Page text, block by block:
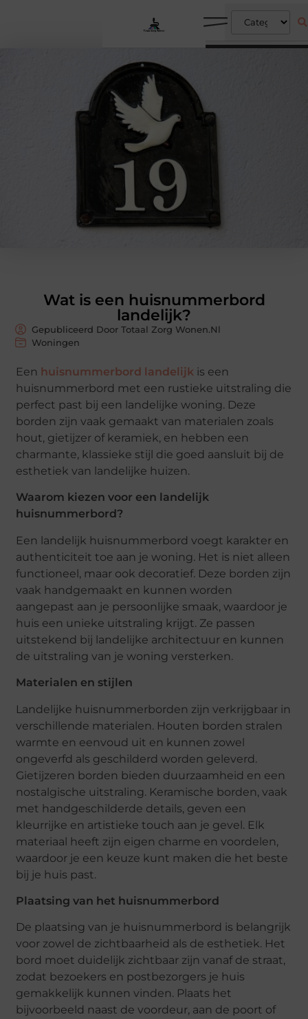
Wat is een huisnummerbord
landelijk?
Gepubliceerd Door Totaal Zorg Wonen.nl
Woningen
Een huisnummerbord landelijk is een
huisnummerbord met een rustieke uitstraling die
perfect past bij een landelijke woning. Deze
borden zijn vaak gemaakt van materialen zoals
hout, gietijzer of keramiek, en hebben een
charmante, klassieke stijl die goed aansluit bij de
esthetiek van landelijke huizen.
Waarom kiezen voor een landelijk
huisnummerbord?
Een landelijk huisnummerbord voegt karakter en
authenticiteit toe aan je woning. Het is niet alleen
functioneel, maar ook decoratief. Deze borden zijn
vaak handgemaakt en kunnen worden
aangepast aan je persoonlijke smaak, waardoor je
huis een unieke uitstraling krijgt. Ze passen
uitstekend bij landelijke architectuur en kunnen
de uitstraling van je woning versterken.
Materialen en stijlen
Landelijke huisnummerborden zijn verkrijgbaar in
verschillende materialen. Houten borden stralen
warmte en eenvoud uit en kunnen zowel
ongeverfd als geschilderd worden geleverd.
Gietijzeren borden bieden duurzaamheid en een
nostalgische uitstraling. Keramische borden, vaak
met handgeschilderde details, geven een
kleurrijke en artistieke touch aan je gevel. Elk
materiaal heeft zijn eigen charme en voordelen,
waardoor je een keuze kunt maken die het beste
bij je huis past.
Plaatsing van het huisnummerbord
De plaatsing van je huisnummerbord is belangrijk
voor zowel de zichtbaarheid als de esthetiek. Het
bord moet duidelijk zichtbaar zijn vanaf de straat,
zodat bezoekers en postbezorgers je huis
gemakkelijk kunnen vinden. Plaats het
bijvoorbeeld naast de voordeur, aan de poort of